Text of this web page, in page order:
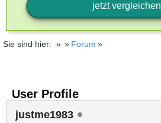
jetzt vergleichen
Sie sind hier: Forum
User Profile
justme1983